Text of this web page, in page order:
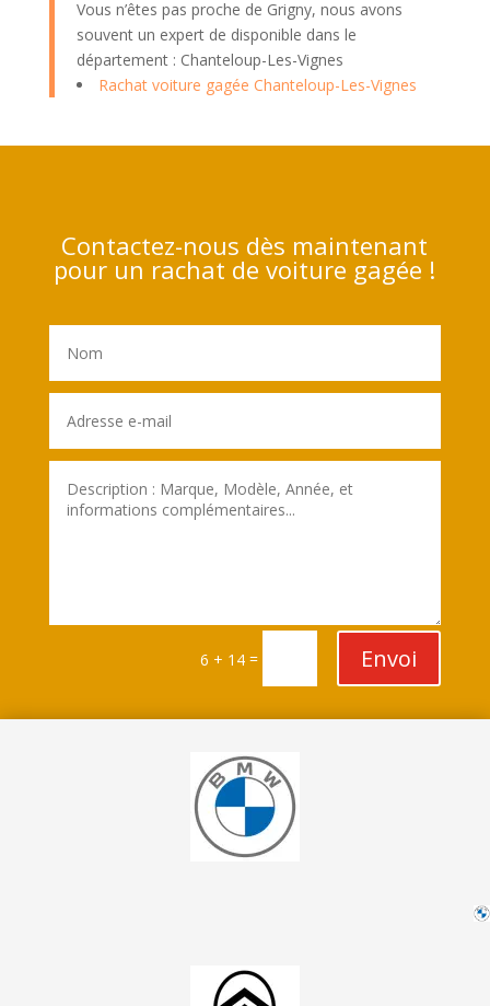
Vous n’êtes pas proche de Grigny, nous avons
souvent un expert de disponible dans le
département : Chanteloup-Les-Vignes
Rachat voiture gagée Chanteloup-Les-Vignes
Contactez-nous dès maintenant
pour un rachat de voiture gagée !
6 + 14 = Envoi